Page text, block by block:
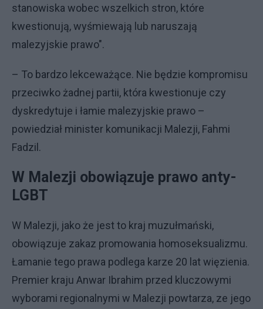
stanowiska wobec wszelkich stron, które
kwestionują, wyśmiewają lub naruszają
malezyjskie prawo".
– To bardzo lekceważące. Nie będzie kompromisu
przeciwko żadnej partii, która kwestionuje czy
dyskredytuje i łamie malezyjskie prawo –
powiedział minister komunikacji Malezji, Fahmi
Fadzil.
W Malezji obowiązuje prawo anty-
LGBT
W Malezji, jako że jest to kraj muzułmański,
obowiązuje zakaz promowania homoseksualizmu.
Łamanie tego prawa podlega karze 20 lat więzienia.
Premier kraju Anwar Ibrahim przed kluczowymi
wyborami regionalnymi w Malezji powtarza, ze jego